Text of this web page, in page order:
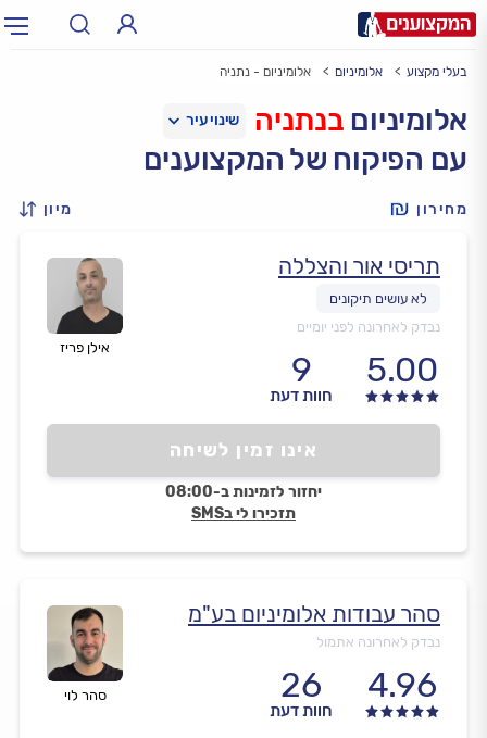
עירעיר: תל אביב, חיפה…
בעלי מקצוע אלומיניום אלומיניום - נתניה
אלומיניום בנתניה
עם הפיקוח של המקצוענים
מחירון מיון
אילן פריז
תריסי אור והצללה
נבדק לאחרונה לפני יומיים
5.00
9
חוות דעת
אינו זמין לשיחה
יחזור לזמינות ב-08:00
תזכירו לי בSMS
סהר לוי
סהר עבודות אלומיניום בע"מ
נבדק לאחרונה אתמול
4.96
26
חוות דעת